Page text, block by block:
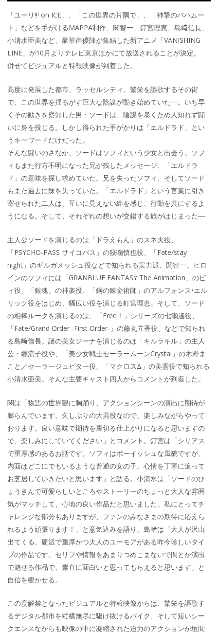
「ユーリ!!! on ICE」、「この世界の片隅で」、「神撃のバハムー
ト」などを手がけるMAPPA制作、関智一、釘宮理恵、島﨑信長、
小清水亜美など、豪華声優陣が集結した新アニメ「VANISHING
LINE」が10月よりテレビ東京ほかにて放送されることが決定。
併せてビジュアルと特報映像が到着した。
高度に発展した都市、ラッセルシティ。繁栄を謳歌するその街
で、この世界を揺るがす巨大な陰謀が動き始めていた―。いち早
くその動きを察知した男・ソードは、陰謀を暴くため人知れず闘
いに身を投じる。しかし得られた手がかりは「エルドラド」とい
うキーワードだけだった。
そんな闘いのさなか、ソードはソフィという少女と出会う。ソフ
ィもまた行方不明になった兄が残したメッセージ、「エルドラ
ド」の意味を探し求めていた。兄を失ったソフィ、そしてソード
もまた過去に妹を失っていた。「エルドラド」という言葉に引き
寄せられた二人は、互いに見えない絆を感じ、行動を共にするよ
うになる。そして、それぞれの想いが交錯する旅がはじまった―
主人公ソードを演じるのは「ドラえもん」のスネ夫役、
「PSYCHO-PASS サイコパス」の狡噛慎也役、「Fate/stay
night」のギルガメッシュ役などで知られる実力派、関智一。ヒロ
インのソフィには「GRANBLUE FANTASY The Animation」のビ
ィ役、「銀魂」の神楽役、「鋼の錬金術師」のアルフォンス•エル
リック役をはじめ、幅広い役を演じる釘宮理恵。そして、ソード
の相棒ルークを演じるのは、「Free！」シリーズの七瀬遙役、
「Fate/Grand Order -First Order-」の藤丸立香役、などで知られ
る島﨑信長。謎の美女ジーナを演じるのは「キルラキル」の主人
公・纏流子役や、「美少女戦士セーラームーンCrystal」の木野ま
こと／セーラージュピター役、「マクロスΔ」の美雲役で知られる
小清水亜美。そんな主要キャスト四人からコメントが到着した。
関は「物語の世界観に胸踊り、アクションシーンの演出に期待が
膨らんでいます。久しぶりの大男役なので、楽しみながらやって
おります。良い意味で期待を裏切る仕上がりになると思いますの
で、楽しみにしていてください」とコメント。釘宮は「シリアス
で重厚感のあるお話です。ソフィはボーイッシュな風貌ですが、
内面はどこにでもいるような普通の女の子。心情を丁寧に追って
お芝居していきたいと思います」と語る。小清水は「ソードのひ
ょうきんで可愛らしいところやストーリーのちょっと大人な雰囲
気がマッチして、心地の良い作品だと思いました。私にとってチ
ャレンジな部分もありますが、ファンのみなさまの期待に応えら
れるよう頑張ります！」と意気込みを語り、島﨑は「大人が沢山
出てくる、硬派で重厚かつ大人のユーモアがある昨今珍しいタイ
プの作品です。セリフや情報をあまりつめこまないで間とか演出
で魅せる作品で、素直に面白いと思ってもらえると思います」と
自信を覗かせる。
この度解禁となったビジュアルと特報映像からは、繁栄を謳歌す
るデジタル都市を縦横無尽に駆け抜けるバイク、そして短いシー
クエンスながらも映像の中に凝縮された迫力のアクションが垣間